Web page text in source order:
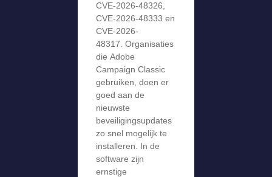
CVE-2026-48326,
CVE-2026-48333 en
CVE-2026-
48317. Organisaties
die Adobe
Campaign Classic
gebruiken, doen er
goed aan de
nieuwste
beveiligingsupdates
zo snel mogelijk te
installeren. In de
software zijn
ernstige